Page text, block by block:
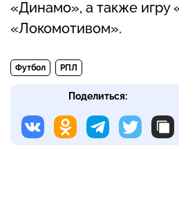
«Динамо», а также игру
«Локомотивом».
Футбол РПЛ
Поделиться: